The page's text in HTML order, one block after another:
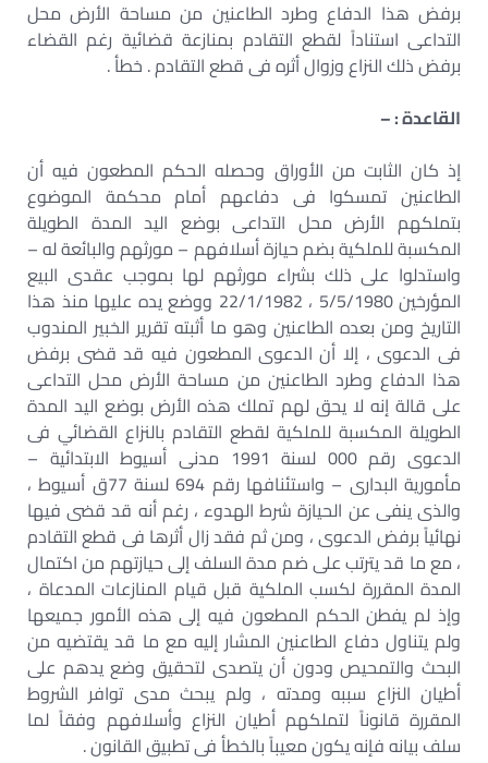
برفض هذا الدفاع وطرد الطاعنين من مساحة الأرض محل
التداعى استناداً لقطع التقادم بمنازعة قضائية رغم القضاء
برفض ذلك النزاع وزوال أثره فى قطع التقادم . خطأ .
القاعدة : –
إذ كان الثابت من الأوراق وحصله الحكم المطعون فيه أن
الطاعنين تمسكوا فى دفاعهم أمام محكمة الموضوع
بتملكهم الأرض محل التداعى بوضع اليد المدة الطويلة
المكسبة للملكية بضم حيازة أسلافهم – مورثهم والبائعة له –
واستدلوا على ذلك بشراء مورثهم لها بموجب عقدى البيع
المؤرخين 5/5/1980 ، 22/1/1982 ووضع يده عليها منذ هذا
التاريخ ومن بعده الطاعنين وهو ما أثبته تقرير الخبير المندوب
فى الدعوى ، إلا أن الدعوى المطعون فيه قد قضى برفض
هذا الدفاع وطرد الطاعنين من مساحة الأرض محل التداعى
على قالة إنه لا يحق لهم تملك هذه الأرض بوضع اليد المدة
الطويلة المكسبة للملكية لقطع التقادم بالنزاع القضائي فى
الدعوى رقم 000 لسنة 1991 مدنى أسيوط الابتدائية –
مأمورية البدارى – واستئنافها رقم 694 لسنة 77ق أسيوط ،
والذى ينفى عن الحيازة شرط الهدوء ، رغم أنه قد قضى فيها
نهائياً برفض الدعوى ، ومن ثم فقد زال أثرها فى قطع التقادم
، مع ما قد يترتب على ضم مدة السلف إلى حيازتهم من اكتمال
المدة المقررة لكسب الملكية قبل قيام المنازعات المدعاة ،
وإذ لم يفطن الحكم المطعون فيه إلى هذه الأمور جميعها
ولم يتناول دفاع الطاعنين المشار إليه مع ما قد يقتضيه من
البحث والتمحيص ودون أن يتصدى لتحقيق وضع يدهم على
أطيان النزاع سببه ومدته ، ولم يبحث مدى توافر الشروط
المقررة قانوناً لتملكهم أطيان النزاع وأسلافهم وفقاً لما
سلف بيانه فإنه يكون معيباً بالخطأ فى تطبيق القانون .